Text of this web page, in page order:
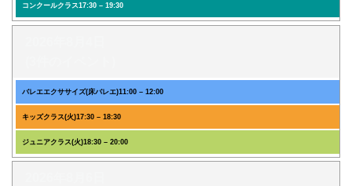
コンクールクラス17:30 – 19:30
バレエエクササイズ(床バレエ)11:00 – 12:00
キッズクラス(火)17:30 – 18:30
ジュニアクラス(火)18:30 – 20:00